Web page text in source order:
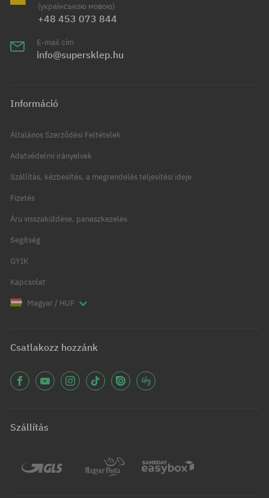
(українською мовою)
+48 453 073 844
E-mail cím
info@supersklep.hu
Információ
Általános Szerződési Feltételek
Adatvédelmi irányelvek
Szállítás, kézbesítés, a megrendelés teljesítési ideje
Fizetés
Áru visszaküldése, panaszkezelés
Segítség
GYIK
Kapcsolat
Magyar / HUF
Csatlakozz hozzánk
Szállítás